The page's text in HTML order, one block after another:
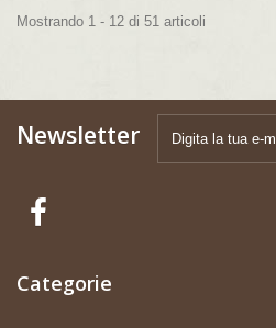
Mostrando 1 - 12 di 51 articoli
Newsletter
Categorie